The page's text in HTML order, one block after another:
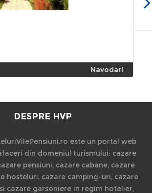
Navodari
DESPRE HVP
este un portal web
din domeniul turismului: cazare
pensiuni, cazare cabane, cazare
hosteluri, cazare camping-uri, cazare
cazare garsoniere in regim hotelier,